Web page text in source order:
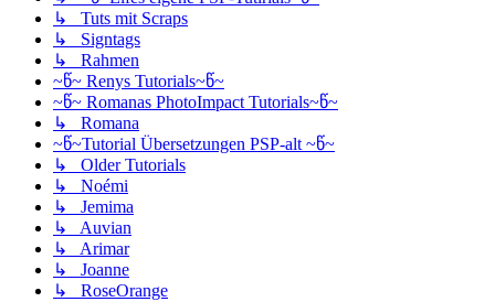
↳ Tuts mit Scraps
↳ Signtags
↳ Rahmen
~წ~ Renys Tutorials~წ~
~წ~ Romanas PhotoImpact Tutorials~წ~
↳ Romana
~წ~Tutorial Übersetzungen PSP-alt ~წ~
↳ Older Tutorials
↳ Noémi
↳ Jemima
↳ Auvian
↳ Arimar
↳ Joanne
↳ RoseOrange